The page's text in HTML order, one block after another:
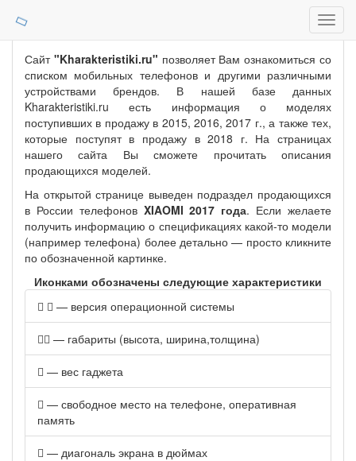
Сайт "Kharakteristiki.ru" позволяет Вам ознакомиться со
списком мобильных телефонов и другими различными
устройствами брендов. В нашей базе данных
Kharakteristiki.ru есть информация о моделях
поступивших в продажу в 2015, 2016, 2017 г., а также тех,
которые поступят в продажу в 2018 г. На страницах
нашего сайта Вы сможете прочитать описания
продающихся моделей.
На открытой странице выведен подраздел продающихся
в России телефоновXIAOMI 2017 года. Если желаете
получить информацию о спецификациях какой-то модели
(например телефона) более детально — просто кликните
по обозначенной картинке.
Иконками обозначены следующие характеристики
— версия операционной системы
— габариты (высота, ширина,толщина)
— вес гаджета
— свободное место на телефоне, оперативная
память
— диагональ экрана в дюймах